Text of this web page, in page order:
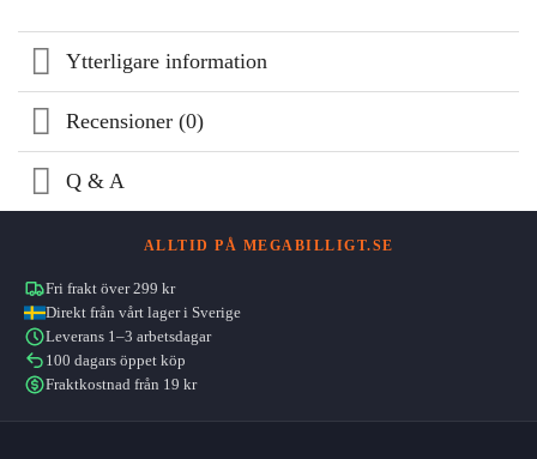
Ytterligare information
Recensioner (0)
Q & A
ALLTID PÅ MEGABILLIGT.SE
Fri frakt över 299 kr
Direkt från vårt lager i Sverige
Leverans 1–3 arbetsdagar
100 dagars öppet köp
Fraktkostnad från 19 kr